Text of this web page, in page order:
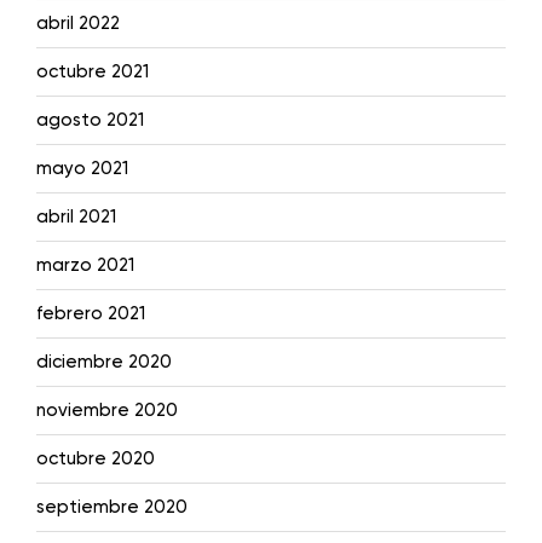
abril 2022
octubre 2021
agosto 2021
mayo 2021
abril 2021
marzo 2021
febrero 2021
diciembre 2020
noviembre 2020
octubre 2020
septiembre 2020